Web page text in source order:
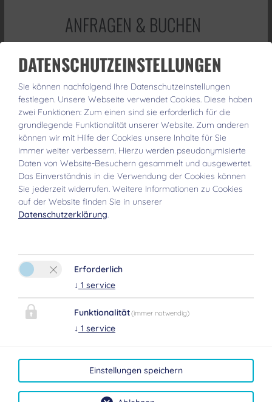
ANFRAGEN & BUCHEN
Bitte aktivieren Sie in den Cookie
Einstellungen die Option "Funktionalität" für
Cookie Einstellungen
DATENSCHUTZEINSTELLUNGEN
Sie können nachfolgend Ihre Datenschutzeinstellungen
festlegen. Unsere Webseite verwendet Cookies. Diese haben
zwei Funktionen: Zum einen sind sie erforderlich für die
grundlegende Funktionalität unserer Website. Zum anderen
können wir mit Hilfe der Cookies unsere Inhalte für Sie
immer weiter verbessern. Hierzu werden pseudonymisierte
Daten von Website-Besuchern gesammelt und ausgewertet.
Das Einverständnis in die Verwendung der Cookies können
Sie jederzeit widerrufen. Weitere Informationen zu Cookies
auf der Website finden Sie in unserer
Datenschutzerklärung.
Erforderlich
↓ 1 service
Funktionalität(immer notwendig)
↓ 1 service
Einstellungen speichern